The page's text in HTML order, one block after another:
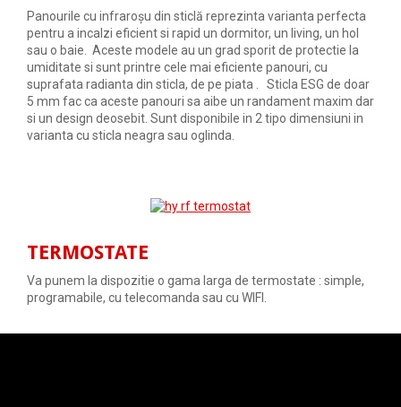
Panourile cu infraroșu din sticlă reprezinta varianta perfecta
pentru a incalzi eficient si rapid un dormitor, un living, un hol
sau o baie. Aceste modele au un grad sporit de protectie la
umiditate si sunt printre cele mai eficiente panouri, cu
suprafata radianta din sticla, de pe piata . Sticla ESG de doar
5 mm fac ca aceste panouri sa aibe un randament maxim dar
si un design deosebit. Sunt disponibile in 2 tipo dimensiuni in
varianta cu sticla neagra sau oglinda.
TERMOSTATE
Va punem la dispozitie o gama larga de termostate : simple,
programabile, cu telecomanda sau cu WIFI.